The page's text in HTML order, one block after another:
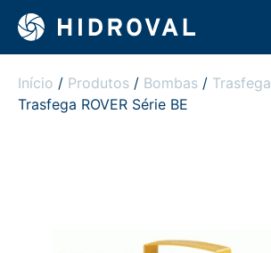
Início / Produtos / Bombas / Trasfega
Trasfega ROVER Série BE